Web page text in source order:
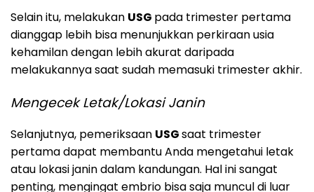
Selain itu, melakukan USG pada trimester pertama
dianggap lebih bisa menunjukkan perkiraan usia
kehamilan dengan lebih akurat daripada
melakukannya saat sudah memasuki trimester akhir.
Mengecek Letak/Lokasi Janin
Selanjutnya, pemeriksaan USGsaat trimester
pertama dapat membantu Anda mengetahui letak
atau lokasi janin dalam kandungan. Hal ini sangat
penting, mengingat embrio bisa saja muncul di luar